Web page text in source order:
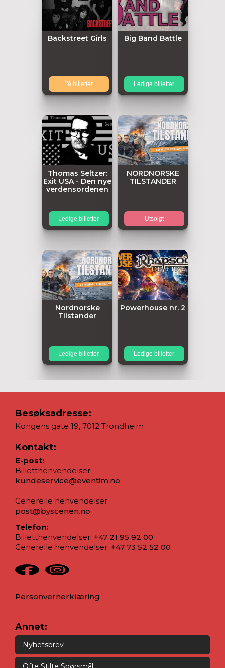
Backstreet Girls
Få billetter
Big Band Battle
Ledige billetter
Thomas Seltzer:
Exit USA - Den nye
verdensordenen
Ledige billetter
NORDNORSKE
TILSTANDER
Utsolgt
Nordnorske
Tilstander
Ledige billetter
Powerhouse nr. 2
Ledige billetter
Besøksadresse:
Kongens gate 19, 7012 Trondheim
Kontakt:
E-post:
Billetthenvendelser:
kundeservice@eventim.no
Generelle henvendelser:
post@byscenen.no
Telefon:
Billetthenvendelser: +47 21 95 92 00
Generelle henvendelser: +47 73 52 52 00
Personvernerklæring
Annet:
Nyhetsbrev